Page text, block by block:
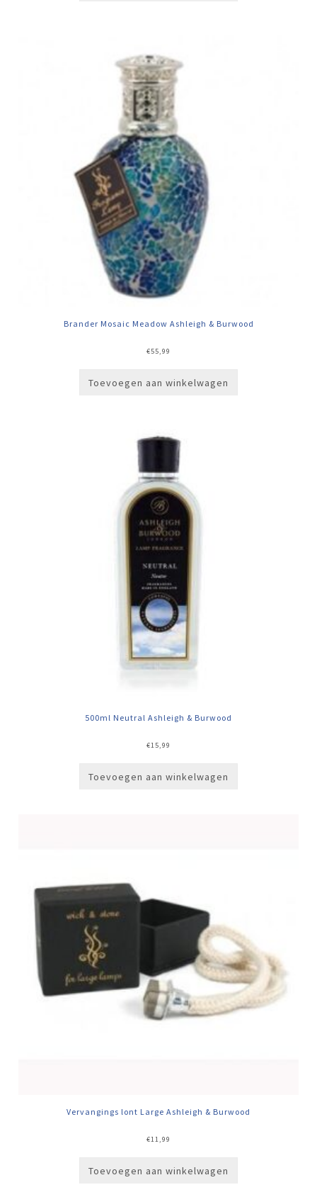
Brander Mosaic Meadow Ashleigh & Burwood
€55,99
Toevoegen aan winkelwagen
500ml Neutral Ashleigh & Burwood
€15,99
Toevoegen aan winkelwagen
Vervangings lont Large Ashleigh & Burwood
€11,99
Toevoegen aan winkelwagen